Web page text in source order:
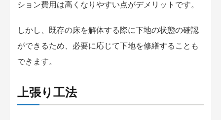
ション費用は高くなりやすい点がデメリットです。
しかし、既存の床を解体する際に下地の状態の確認
ができるため、必要に応じて下地を修繕することも
できます。
上張り工法